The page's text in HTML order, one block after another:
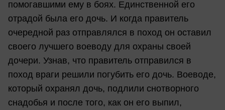
помогавшими ему в боях. Единственной его
отрадой была его дочь. И когда правитель
очередной раз отправлялся в поход он оставил
своего лучшего воеводу для охраны своей
дочери. Узнав, что правитель отправился в
поход враги решили погубить его дочь. Воеводе,
который охранял дочь, подлили снотворного
снадобья и после того, как он его выпил,